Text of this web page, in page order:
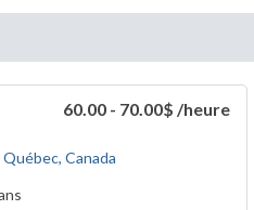
60.00 - 70.00$ /heure
Canada